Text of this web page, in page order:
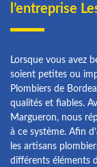
l’entreprise
Lorsque vous avez
soient petites ou
Plombiers de
qualités et fiables.
Margueron, nous
à ce système. Afin
les artisans
différents éléments